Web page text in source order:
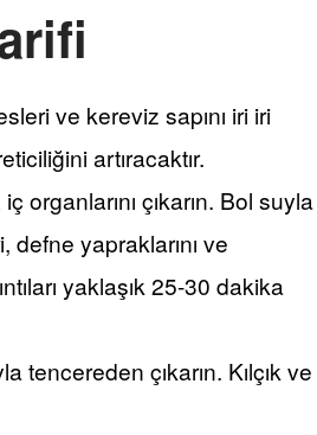
ve kereviz sapını iri iri
artıracaktır.
organlarını çıkarın. Bol suyla
defne yapraklarını ve
yaklaşık 25-30 dakika
tencereden çıkarın. Kılçık ve